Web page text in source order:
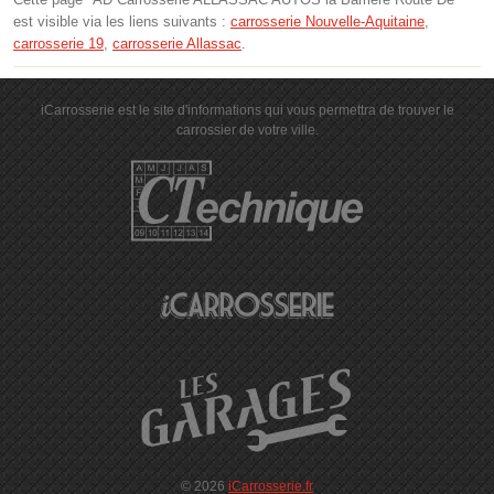
est visible via les liens suivants : carrosserie Nouvelle-Aquitaine
carrosserie 19 carrosserie Allassac
iCarrosserie est le site d'informations qui vous permettra de trouver le
carrossier de votre ville.
© 2026 iCarrosserie.fr